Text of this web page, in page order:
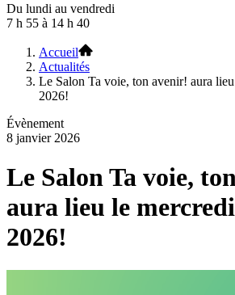
Du lundi au vendredi
7 h 55 à 14 h 40
Accueil
Actualités
Le Salon Ta voie, ton avenir! aura
2026!
Évènement
8 janvier 2026
Le Salon Ta voie,
aura lieu le
2026!